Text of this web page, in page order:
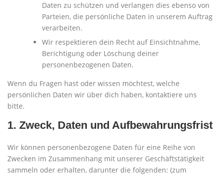
Daten zu schützen und verlangen dies ebenso von
Parteien, die persönliche Daten in unserem Auftrag
verarbeiten.
Wir respektieren dein Recht auf Einsichtnahme,
Berichtigung oder Löschung deiner
personenbezogenen Daten.
Wenn du Fragen hast oder wissen möchtest, welche
persönlichen Daten wir über dich haben, kontaktiere uns
bitte.
1. Zweck, Daten und Aufbewahrungsfrist
Wir können personenbezogene Daten für eine Reihe von
Zwecken im Zusammenhang mit unserer Geschäftstätigkeit
sammeln oder erhalten, darunter die folgenden: (zum